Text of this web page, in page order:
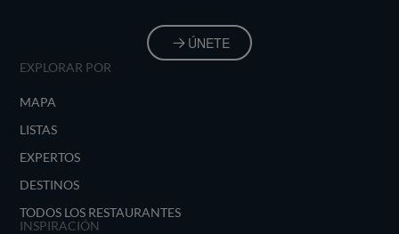
ÚNETE
EXPLORAR POR
MAPA
LISTAS
EXPERTOS
DESTINOS
TODOS LOS RESTAURANTES
INSPIRACIÓN